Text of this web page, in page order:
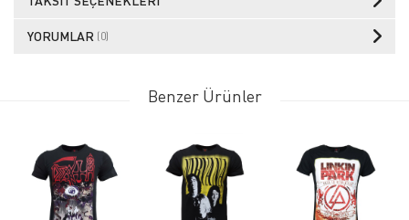
YORUMLAR (0)
Benzer Ürünler